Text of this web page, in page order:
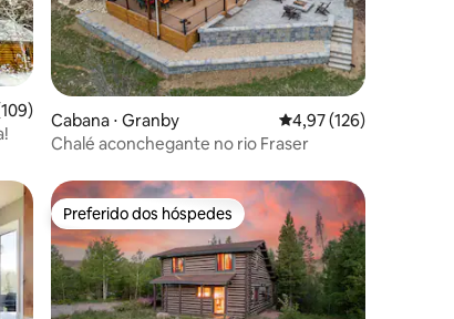
uma avaliação média de 5, 109 avaliações
Cabana ⋅ Granby 4,97 de uma avaliação
4,97 (126)
Chalé aconchegante no rio Fraser
Preferido dos hóspedes
Preferido dos hóspedes